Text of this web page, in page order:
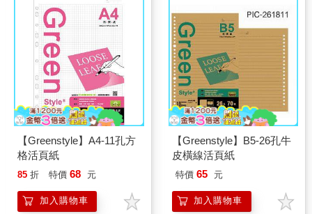
【Greenstyle】A4-11孔方
格活頁紙
85 折 特價 68 元
加入購物車
【Greenstyle】B5-26孔牛
皮橫線活頁紙
特價 65 元
加入購物車